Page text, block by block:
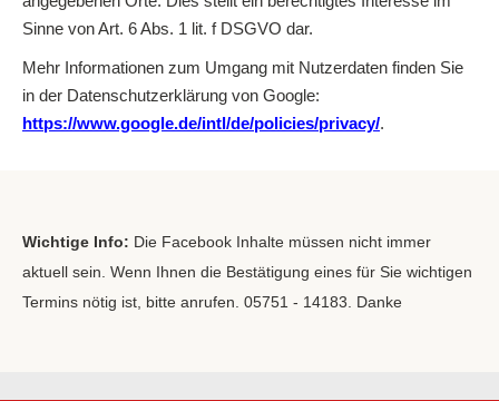
Sinne von Art. 6 Abs. 1 lit. f DSGVO dar.
Mehr Informationen zum Umgang mit Nutzerdaten finden Sie
in der Datenschutzerklärung von Google:
https://www.google.de/intl/de/policies/privacy/.
Wichtige Info: Die Facebook Inhalte müssen nicht immer
aktuell sein. Wenn Ihnen die Bestätigung eines für Sie wichtigen
Termins nötig ist, bitte anrufen. 05751 - 14183. Danke